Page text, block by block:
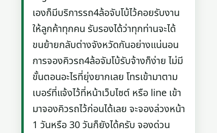
เองก็มีบริการรถ4ล้อจับโบ้ไว้คอยรับงาน
ให้ลูกค้าทุกคน รับรองได้ว่าทุกท่านจะได้
ขนย้ายกลับต่างจังหวัดกันอย่างแน่นอน
การจองคิวรถ4ล้อจัมโบ้รับจ้างก็ง่าย ไม่มี
ขั้นตอนอะไรที่ยุ่งยากเลย โทรเข้ามาตาม
เบอร์ที่แจ้งไว้ที่หน้าเว็บไซต์ หรือ line เข้า
มาจองคิวรถไว้ก่อนได้เลย จะจองล่วงหน้า
1 วันหรือ 30 วันก็ยังได้ครับ จองด่วน